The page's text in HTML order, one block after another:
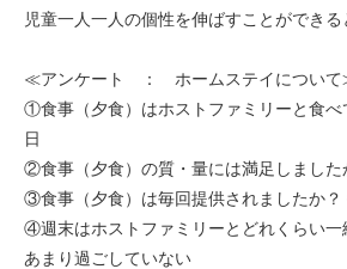
児童一人一人の個性を伸ばすことができる
≪アンケート ： ホームステイについ
①食事（夕食）はホストファミリーと食べ
日
②食事（夕食）の質・量には満足しま
③食事（夕食）は毎回提供されましたか？
④週末はホストファミリーとどれくらい一
あまり過ごしていない